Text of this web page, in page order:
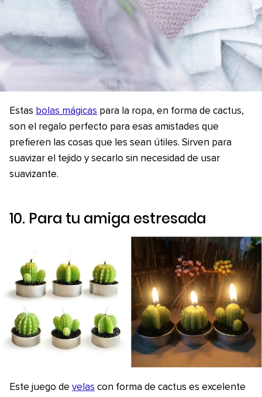
Estas bolas mágicas para la ropa, en forma de cactus,
son el regalo perfecto para esas amistades que
prefieren las cosas que les sean útiles. Sirven para
suavizar el tejido y secarlo sin necesidad de usar
suavizante.
10. Para tu amiga estresada
Este juego de velas con forma de cactus es excelente